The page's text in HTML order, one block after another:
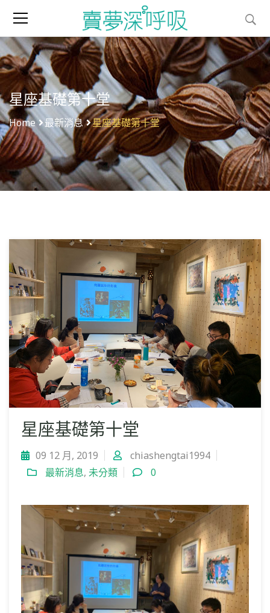
星座基礎第十堂
Home 最新消息 星座基礎第十堂
星座基礎第十堂
09 12 月, 2019
chiashengtai1994
最新消息, 未分類 0